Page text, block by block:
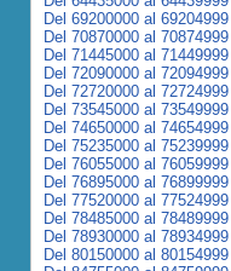
Del 69200000 al 69204999
Del 70870000 al 70874999
Del 71445000 al 71449999
Del 72090000 al 72094999
Del 72720000 al 72724999
Del 73545000 al 73549999
Del 74650000 al 74654999
Del 75235000 al 75239999
Del 76055000 al 76059999
Del 76895000 al 76899999
Del 77520000 al 77524999
Del 78485000 al 78489999
Del 78930000 al 78934999
Del 80150000 al 80154999